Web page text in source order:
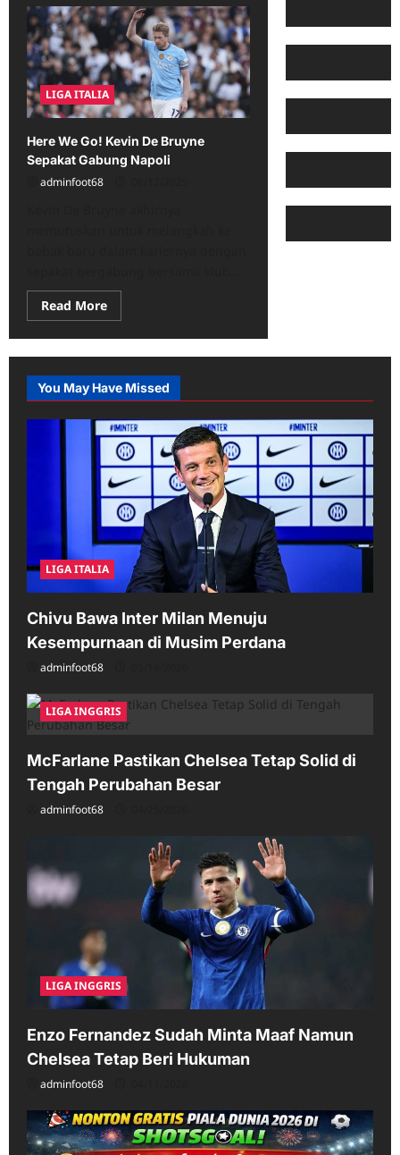
Kapan
Kevin
De
Bruyne
Jalani
Tes
Medis
dan
Resmi
Gabung
Napoli?
LIGA ITALIA
Here We Go! Kevin De Bruyne
Sepakat Gabung Napoli
adminfoot68
Read MoreRead
more
Here
We
Kevin
De
Bruyne
Sepakat
Gabung
Napoli
You May Have Missed
LIGA ITALIA
Chivu Bawa Inter Milan Menuju
Kesempurnaan di Musim Perdana
adminfoot68
LIGA INGGRIS
McFarlane Pastikan Chelsea Tetap Solid di
Tengah Perubahan Besar
adminfoot68
LIGA INGGRIS
Enzo Fernandez Sudah Minta Maaf Namun
Chelsea Tetap Beri Hukuman
adminfoot68